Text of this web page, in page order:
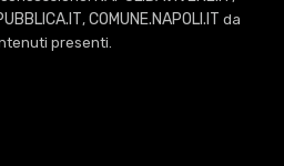
, COMUNE.NAPOLI.IT da
presenti.